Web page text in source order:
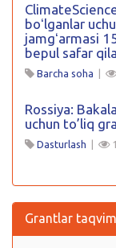
boʻlganlar
jamgʻarmasi
bepul safar
Barcha soha |
Rossiya:
uchun to’liq
Dasturlash |
Grantlar